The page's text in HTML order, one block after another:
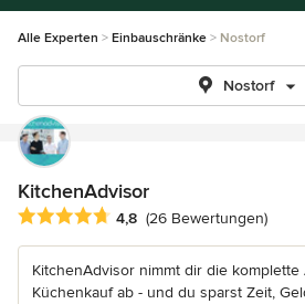
Alle Experten Einbauschränke Nostorf
Nostorf
KitchenAdvisor
Durchschnittliche Bewertung: 4.8 von
4,8 (26 Bewertungen)
KitchenAdvisor nimmt dir die komplette
Küchenkauf ab - und du sparst Zeit,